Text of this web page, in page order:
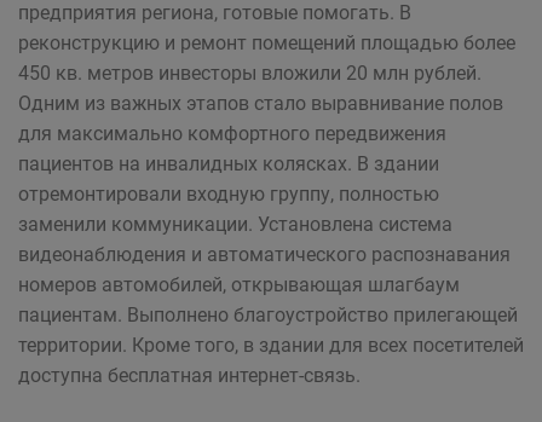
предприятия региона, готовые помогать. В
реконструкцию и ремонт помещений площадью более
450 кв. метров инвесторы вложили 20 млн рублей.
Одним из важных этапов стало выравнивание полов
для максимально комфортного передвижения
пациентов на инвалидных колясках. В здании
отремонтировали входную группу, полностью
заменили коммуникации. Установлена система
видеонаблюдения и автоматического распознавания
номеров автомобилей, открывающая шлагбаум
пациентам. Выполнено благоустройство прилегающей
территории. Кроме того, в здании для всех посетителей
доступна бесплатная интернет-связь.